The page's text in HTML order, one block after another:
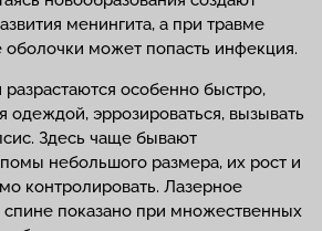
менингита, а при травме
может попасть инфекция.
особенно быстро,
одеждой, эррозироваться, вызывать
Здесь чаще бывают
небольшого размера, их рост и
контролировать. Лазерное
показано при множественных